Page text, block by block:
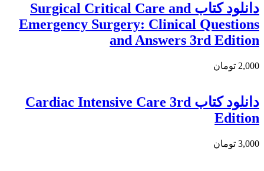
دانلود كتاب Surgical Critical Care and
Emergency Surgery: Clinical Questions
and Answers 3rd Edition
2,000 تومان
دانلود کتاب Cardiac Intensive Care 3rd
Edition
3,000 تومان